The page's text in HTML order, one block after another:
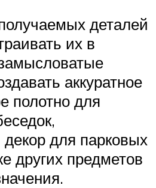
деталей
их в
аккуратное
полотно для
для парковых
других предметов